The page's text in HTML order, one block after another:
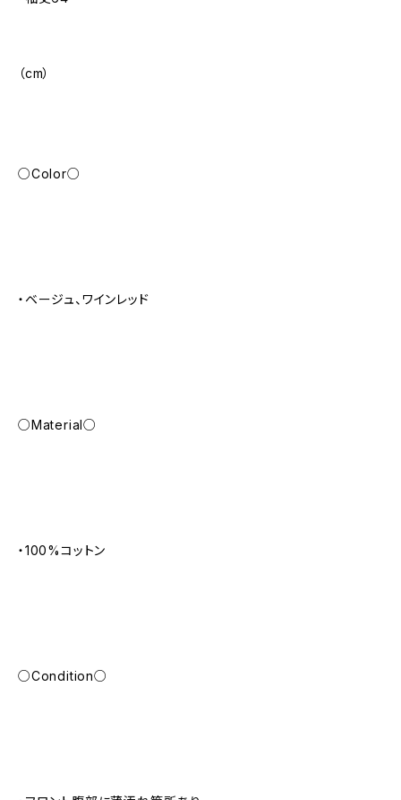
（cm）
○Color○
・ベージュ、ワインレッド
○Material○
・100%コットン
○Condition○